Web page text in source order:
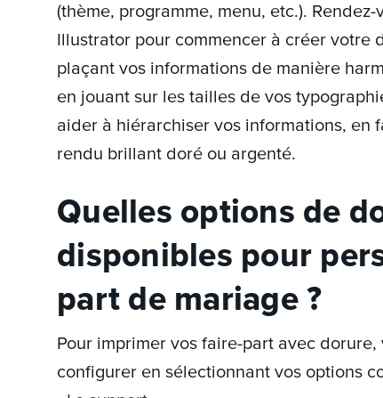
(thème, programme, menu, etc.).
Illustrator pour commencer à créer votre
plaçant vos informations de manière
en jouant sur les tailles de vos
aider à hiérarchiser vos informations, en
rendu brillant doré ou argenté.
Quelles options de
disponibles pour
part de mariage ?
Pour imprimer vos faire-part avec dorure,
configurer en sélectionnant vos options